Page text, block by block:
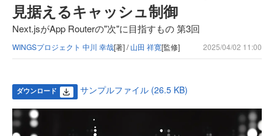
見据えるキャッシュ制御
Next.jsがApp Routerの"次"に目指すもの 第3回
WINGSプロジェクト 中川 幸哉[著] /山田 祥寛[監修] 2025/04/02 11:00
ダウンロード サンプルファイル (26.5 KB)